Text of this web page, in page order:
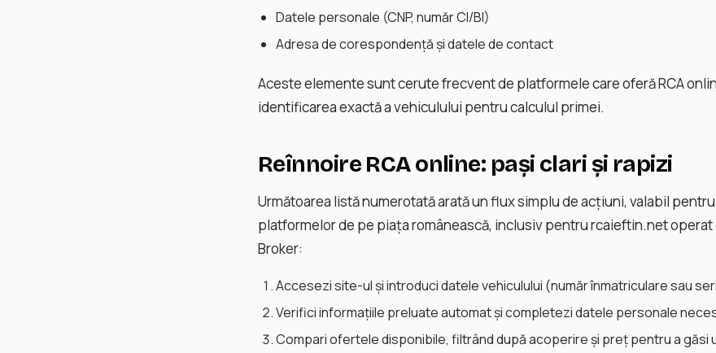
Datele personale (CNP, număr CI/BI)
Adresa de corespondență și datele de contact
Aceste elemente sunt cerute frecvent de platformele care oferă RCA
identificarea exactă a vehiculului pentru calculul primei.
Reînnoire RCA online: pași clari și rapizi
Următoarea listă numerotată arată un flux simplu de acțiuni, valabil
platformelor de pe piața românească, inclusiv pentru rcaieftin.net operat
Broker:
Accesezi site-ul și introduci datele vehiculului (număr înmatriculare sau
Verifici informațiile preluate automat și completezi datele personale
Compari ofertele disponibile, filtrând după acoperire și preț pentru a găsi